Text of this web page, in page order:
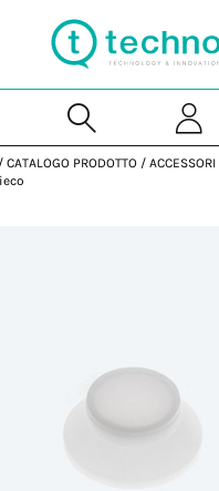
/ CATALOGO PRODOTTO / ACCESSORI